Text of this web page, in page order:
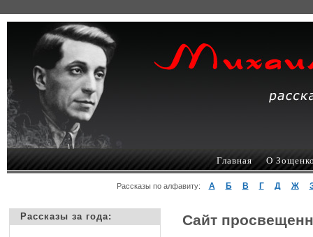
Главная О
Рассказы по алфавиту: А Б В Г Д Ж
Рассказы за года: Сайт